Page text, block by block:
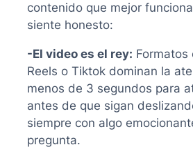
contenido que mejor
siente honesto:
-El video es el rey: Formatos
Reels o Tiktok dominan la
menos de 3 segundos para
antes de que sigan
siempre con algo
pregunta.